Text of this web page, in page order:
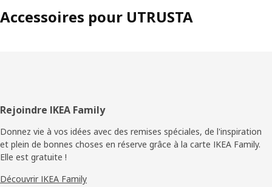
Accessoires pour UTRUSTA
Pied
de
page
Rejoindre IKEA Family
Donnez vie à vos idées avec des remises spéciales, de l'inspiration
et plein de bonnes choses en réserve grâce à la carte IKEA Family.
Elle est gratuite !
Découvrir IKEA Family